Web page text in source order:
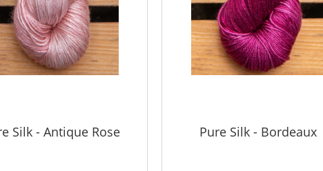
Silk - Antique Rose Pure Silk - Bordeaux